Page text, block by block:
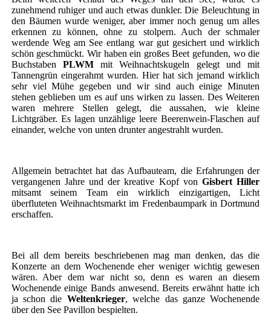
zunehmend ruhiger und auch etwas dunkler. Die Beleuchtung in
den Bäumen wurde weniger, aber immer noch genug um alles
erkennen zu können, ohne zu stolpern. Auch der schmaler
werdende Weg am See entlang war gut gesichert und wirklich
schön geschmückt. Wir haben ein großes Beet gefunden, wo die
BuchstabenPLWM mit Weihnachtskugeln gelegt und mit
Tannengrün eingerahmt wurden. Hier hat sich jemand wirklich
sehr viel Mühe gegeben und wir sind auch einige Minuten
stehen geblieben um es auf uns wirken zu lassen. Des Weiteren
waren mehrere Stellen gelegt, die aussahen, wie kleine
Lichtgräber. Es lagen unzählige leere Beerenwein-Flaschen auf
einander, welche von unten drunter angestrahlt wurden.
Allgemein betrachtet hat das Aufbauteam, die Erfahrungen der
vergangenen Jahre und der kreative Kopf vonGisbert Hiller
mitsamt seinem Team ein wirklich einzigartigen, Licht
überfluteten Weihnachtsmarkt im Fredenbaumpark in Dortmund
erschaffen.
Bei all dem bereits beschriebenen mag man denken, das die
Konzerte an dem Wochenende eher weniger wichtig gewesen
wären. Aber dem war nicht so, denn es waren an diesem
Wochenende einige Bands anwesend. Bereits erwähnt hatte ich
ja schon die Weltenkrieger, welche das ganze Wochenende
über den See Pavillon bespielten.